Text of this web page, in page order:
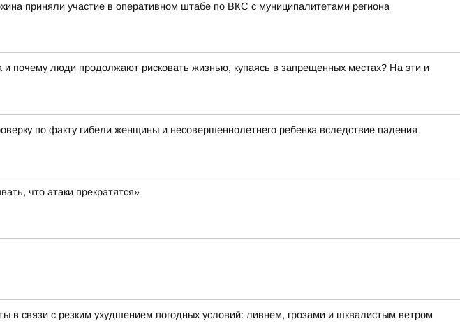
приняли участие в оперативном штабе по ВКС с муниципалитетами региона
почему люди продолжают рисковать жизнью, купаясь в запрещенных местах? На эти и
по факту гибели женщины и несовершеннолетнего ребенка вследствие падения
что атаки прекратятся»
связи с резким ухудшением погодных условий: ливнем, грозами и шквалистым ветром